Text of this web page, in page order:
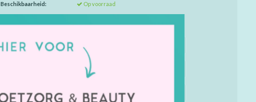
Beschikbaarheid:
Op voorraad
Geeft u de juiste maat / soort of kleur aan?
Maat: 29/32 inch Maat: 30/32 inch
Maat: 33/32 inch
Maat: 36/32 inch Maat: 38/32 inch